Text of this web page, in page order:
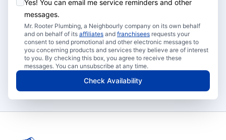
Yes! You can email me service reminders and other
messages.
Mr. Rooter Plumbing, a Neighbourly company on its own behalf
and on behalf of its affiliates and franchisees requests your
consent to send promotional and other electronic messages to
you concerning products and services they believe are of interest
to you. By checking this box, you agree to receive these
messages. You can unsubscribe at any time.
Check Availability